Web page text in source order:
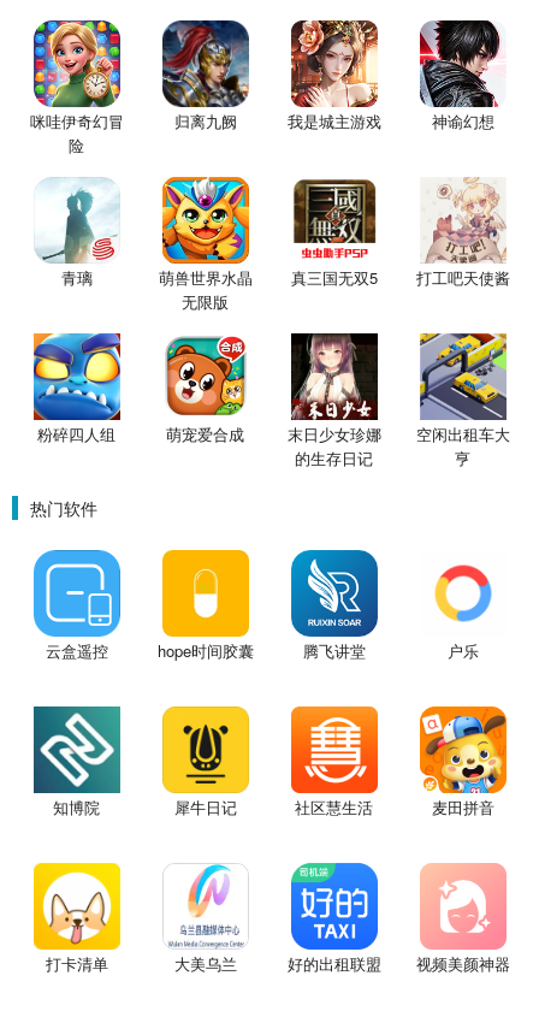
咪哇伊奇幻冒
险
归离九阙 我是城主游戏 神谕幻想
青璃
萌兽世界水晶
无限版
真三国无双5 打工吧天使酱
粉碎四人组 萌宠爱合成
末日少女珍娜
的生存日记
空闲出租车大
亨
热门软件
云盒遥控 hope时间胶囊 腾飞讲堂 户乐
知博院 犀牛日记 社区慧生活 麦田拼音
打卡清单 大美乌兰 好的出租联盟 视频美颜神器